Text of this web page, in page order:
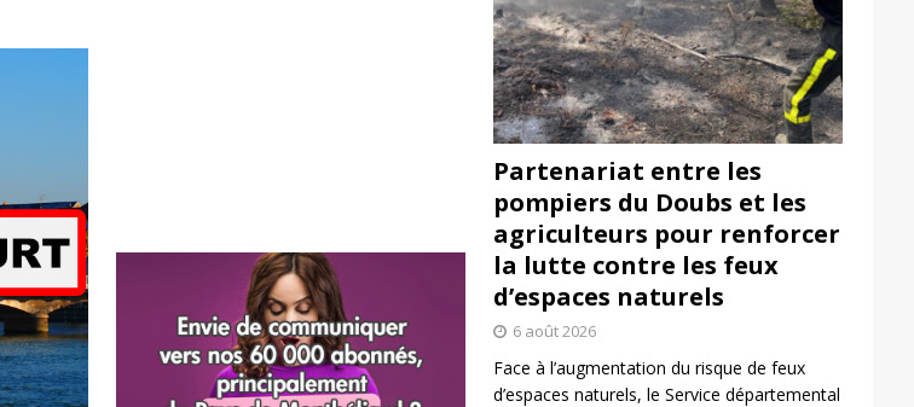
Partenariat entre les
pompiers du Doubs et les
agriculteurs pour renforcer
la lutte contre les feux
d’espaces naturels
6 août 2026
Face à l’augmentation du risque de feux
d’espaces naturels, le Service départemental